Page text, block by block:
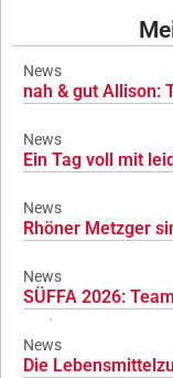
News
nah & gut Allison:
News
Ein Tag voll mit
News
Rhöner Metzger
News
SÜFFA 2026:
News
Die